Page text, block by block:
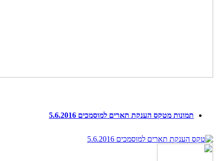
תמונות מטקס הענקת תארים למוסמכים 5.6.2016